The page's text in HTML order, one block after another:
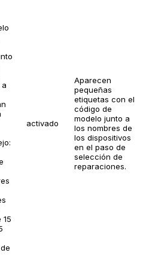
15
activado
Aparecen
pequeñas
etiquetas con el
código de
modelo junto a
los nombres de
los dispositivos
en el paso de
selección de
reparaciones.